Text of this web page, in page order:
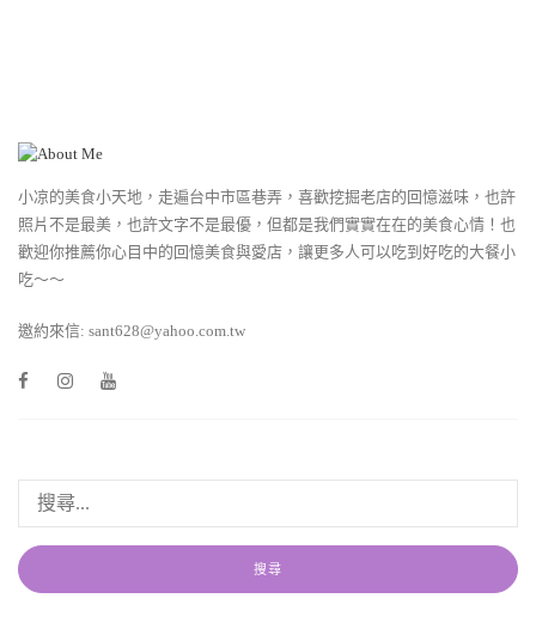
小凉的美食小天地，走遍台中市區巷弄，喜歡挖掘老店的回憶滋味，也許
照片不是最美，也許文字不是最優，但都是我們實實在在的美食心情！也
歡迎你推薦你心目中的回憶美食與愛店，讓更多人可以吃到好吃的大餐小
吃～～
邀約來信: sant628@yahoo.com.tw